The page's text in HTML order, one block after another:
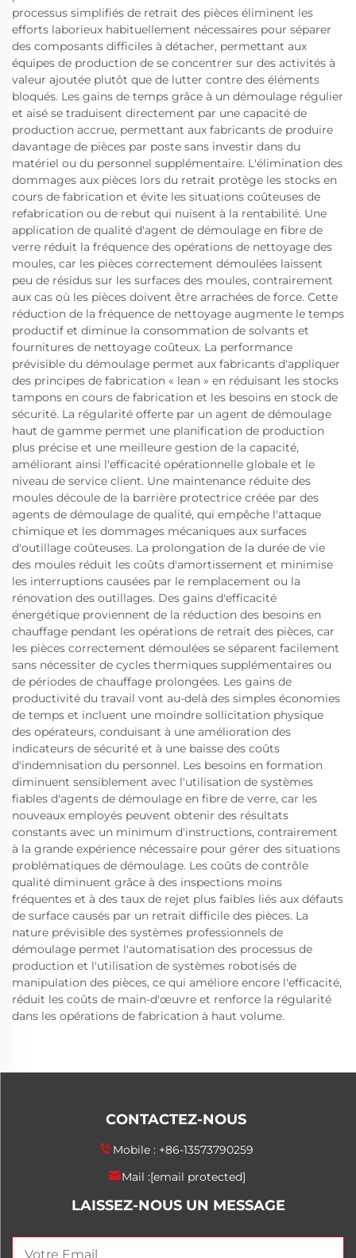
processus simplifiés de retrait des pièces éliminent les
efforts laborieux habituellement nécessaires pour séparer
des composants difficiles à détacher, permettant aux
équipes de production de se concentrer sur des activités à
valeur ajoutée plutôt que de lutter contre des éléments
bloqués. Les gains de temps grâce à un démoulage régulier
et aisé se traduisent directement par une capacité de
production accrue, permettant aux fabricants de produire
davantage de pièces par poste sans investir dans du
matériel ou du personnel supplémentaire. L'élimination des
dommages aux pièces lors du retrait protège les stocks en
cours de fabrication et évite les situations coûteuses de
refabrication ou de rebut qui nuisent à la rentabilité. Une
application de qualité d'agent de démoulage en fibre de
verre réduit la fréquence des opérations de nettoyage des
moules, car les pièces correctement démoulées laissent
peu de résidus sur les surfaces des moules, contrairement
aux cas où les pièces doivent être arrachées de force. Cette
réduction de la fréquence de nettoyage augmente le temps
productif et diminue la consommation de solvants et
fournitures de nettoyage coûteux. La performance
prévisible du démoulage permet aux fabricants d'appliquer
des principes de fabrication « lean » en réduisant les stocks
tampons en cours de fabrication et les besoins en stock de
sécurité. La régularité offerte par un agent de démoulage
haut de gamme permet une planification de production
plus précise et une meilleure gestion de la capacité,
améliorant ainsi l'efficacité opérationnelle globale et le
niveau de service client. Une maintenance réduite des
moules découle de la barrière protectrice créée par des
agents de démoulage de qualité, qui empêche l'attaque
chimique et les dommages mécaniques aux surfaces
d'outillage coûteuses. La prolongation de la durée de vie
des moules réduit les coûts d'amortissement et minimise
les interruptions causées par le remplacement ou la
rénovation des outillages. Des gains d'efficacité
énergétique proviennent de la réduction des besoins en
chauffage pendant les opérations de retrait des pièces, car
les pièces correctement démoulées se séparent facilement
sans nécessiter de cycles thermiques supplémentaires ou
de périodes de chauffage prolongées. Les gains de
productivité du travail vont au-delà des simples économies
de temps et incluent une moindre sollicitation physique
des opérateurs, conduisant à une amélioration des
indicateurs de sécurité et à une baisse des coûts
d'indemnisation du personnel. Les besoins en formation
diminuent sensiblement avec l'utilisation de systèmes
fiables d'agents de démoulage en fibre de verre, car les
nouveaux employés peuvent obtenir des résultats
constants avec un minimum d'instructions, contrairement
à la grande expérience nécessaire pour gérer des situations
problématiques de démoulage. Les coûts de contrôle
qualité diminuent grâce à des inspections moins
fréquentes et à des taux de rejet plus faibles liés aux défauts
de surface causés par un retrait difficile des pièces. La
nature prévisible des systèmes professionnels de
démoulage permet l'automatisation des processus de
production et l'utilisation de systèmes robotisés de
manipulation des pièces, ce qui améliore encore l'efficacité,
réduit les coûts de main-d'œuvre et renforce la régularité
dans les opérations de fabrication à haut volume.
CONTACTEZ-NOUS
Mobile : +86-13573790259
Mail :[email protected]
LAISSEZ-NOUS UN MESSAGE